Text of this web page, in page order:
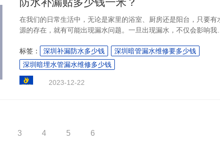
在我们的日常生活中，无论是家里的浴室、厨房还是阳台，只要有
源的存在，就有可能出现漏水问题。一旦出现漏水，不仅会影响我们
补漏贴就显得尤为重要。那么，防水补漏贴的价格是多少呢？下面我
们就来探讨一下。....
标签： 深圳补漏防水多少钱
深圳暗管漏水维修要多少钱
深圳暗埋水管漏水维修多少钱
2023-12-22
3 4 5 6